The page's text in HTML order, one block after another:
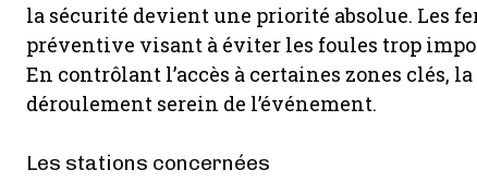
la sécurité devient une priorité absolue. Les
préventive visant à éviter les foules trop
En contrôlant l’accès à certaines zones clés,
déroulement serein de l’événement.
Les stations concernées